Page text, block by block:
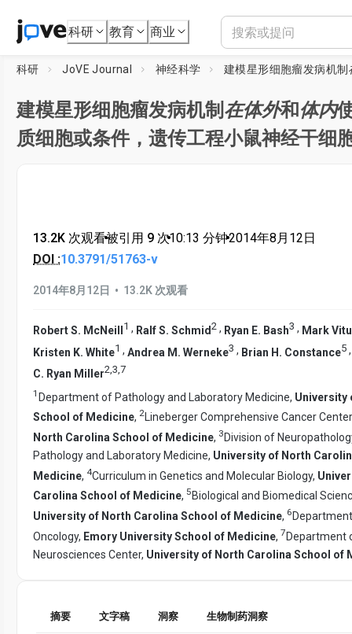
科研 教育 商业
科研 JoVE Journal 神经科学 建模星形细胞瘤发病机制
建模星形细胞瘤发病机制 在体外和 体内
质细胞或条件，遗传工程小鼠神经干细
13.2K 次观看•被引用 9 次•10:13 分钟•2014年8月12日
DOI :10.3791/51763-v
2014年8月12日 • 13.2K 次观看
Robert S. McNeill 1 , Ralf S. Schmid 2 , Ryan E. Bash3 , Mark
Kristen K. White1 , Andrea M. Werneke3 , Brian H. Constance5
C. Ryan Miller2,3,7
1 Department of Pathology and Laboratory Medicine, University
School of Medicine, 2Lineberger Comprehensive Cancer
North Carolina School of Medicine, 3 Division of
Pathology and Laboratory Medicine, University of North
Medicine, 4Curriculum in Genetics and Molecular Biology,
Carolina School of Medicine, 5 Biological and Biomedical
University of North Carolina School of Medicine, 6
Oncology, Emory University School of Medicine, 7Department
Neurosciences Center, University of North Carolina School of
摘要 文字稿 洞察 生物制药洞察